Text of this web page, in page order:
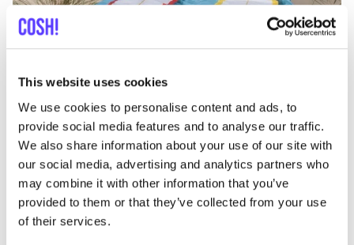
This website uses cookies
We use cookies to personalise content and ads, to
provide social media features and to analyse our traffic.
We also share information about your use of our site with
our social media, advertising and analytics partners who
may combine it with other information that you’ve
provided to them or that they’ve collected from your use
of their services.